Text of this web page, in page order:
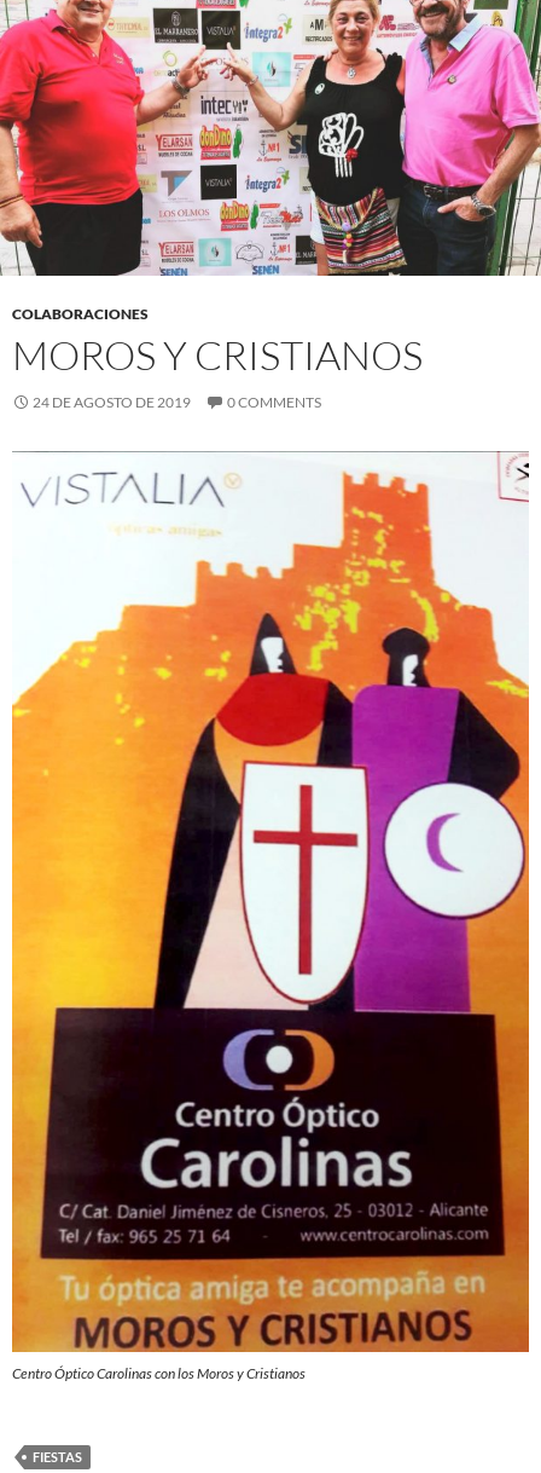
COLABORACIONES
MOROS Y CRISTIANOS
24 DE AGOSTO DE 2019 0 COMMENTS
Centro Óptico Carolinas con los Moros y Cristianos
FIESTAS